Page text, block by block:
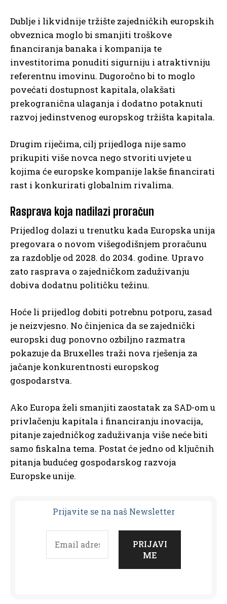
Dublje i likvidnije tržište zajedničkih europskih
obveznica moglo bi smanjiti troškove
financiranja banaka i kompanija te
investitorima ponuditi sigurniju i atraktivniju
referentnu imovinu. Dugoročno bi to moglo
povećati dostupnost kapitala, olakšati
prekogranična ulaganja i dodatno potaknuti
razvoj jedinstvenog europskog tržišta kapitala.
Drugim riječima, cilj prijedloga nije samo
prikupiti više novca nego stvoriti uvjete u
kojima će europske kompanije lakše financirati
rast i konkurirati globalnim rivalima.
Rasprava koja nadilazi proračun
Prijedlog dolazi u trenutku kada Europska unija
pregovara o novom višegodišnjem proračunu
za razdoblje od 2028. do 2034. godine. Upravo
zato rasprava o zajedničkom zaduživanju
dobiva dodatnu političku težinu.
Hoće li prijedlog dobiti potrebnu potporu, zasad
je neizvjesno. No činjenica da se zajednički
europski dug ponovno ozbiljno razmatra
pokazuje da Bruxelles traži nova rješenja za
jačanje konkurentnosti europskog
gospodarstva.
Ako Europa želi smanjiti zaostatak za SAD-om u
privlačenju kapitala i financiranju inovacija,
pitanje zajedničkog zaduživanja više neće biti
samo fiskalna tema. Postat će jedno od ključnih
pitanja budućeg gospodarskog razvoja
Europske unije.
Prijavite se na naš Newsletter